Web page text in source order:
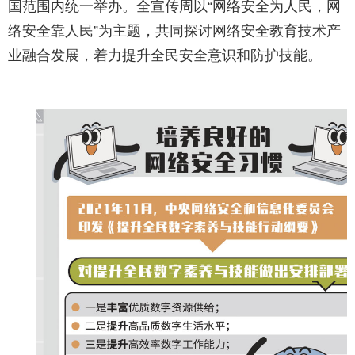
国范围内统一举办。全宣传周以“网络安全为人民，网
络安全靠人民”为主题，共同探讨网络安全教育技术产
业融合发展，着力提升全民安全意识和防护技能。